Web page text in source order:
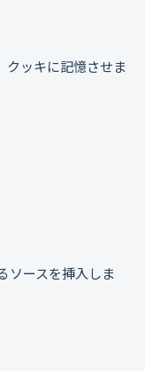
ッキに記憶させま
ソースを挿入しま